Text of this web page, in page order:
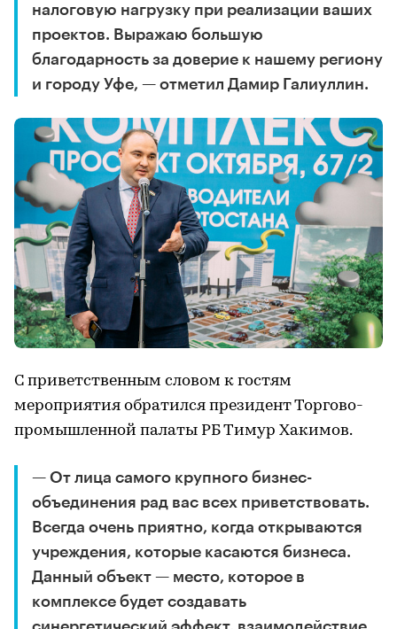
налоговую нагрузку при реализации ваших
проектов. Выражаю большую
благодарность за доверие к нашему региону
и городу Уфе, — отметил Дамир Галиуллин.
С приветственным словом к гостям
мероприятия обратился президент Торгово-
промышленной палаты РБ Тимур Хакимов.
— От лица самого крупного бизнес-
объединения рад вас всех приветствовать.
Всегда очень приятно, когда открываются
учреждения, которые касаются бизнеса.
Данный объект — место, которое в
комплексе будет создавать